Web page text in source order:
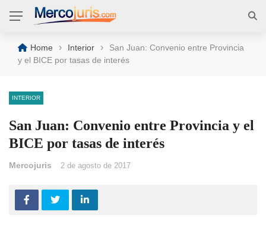
Home › Interior ›
San Juan: Convenio entre Provincia
y el BICE por tasas de interés
INTERIOR
San Juan: Convenio entre Provincia y el
BICE por tasas de interés
Mercojuris 2 de agosto de 2017